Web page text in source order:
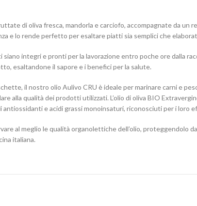
di oliva fresca, mandorla e carciofo, accompagnate da
e lo rende perfetto per esaltare piatti sia semplici che
integri e pronti per la lavorazione entro poche ore dalla
esaltandone il sapore e i benefici per la salute.
il nostro olio Aulivo CRU è ideale per marinare carni e
alla qualità dei prodotti utilizzati. L’olio di oliva BIO
e acidi grassi monoinsaturi, riconosciuti per i loro
al meglio le qualità organolettiche dell’olio, proteggendolo
italiana.